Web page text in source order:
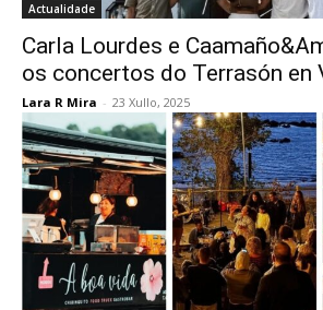
Actualidade
Carla Lourdes e
os concertos do Terrasón en
Lara R Mira - 23 Xullo, 2025